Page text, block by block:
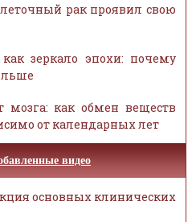
рак проявил свою
зеркало эпохи: почему
мозга: как обмен веществ
от календарных лет
видео
основных клинических